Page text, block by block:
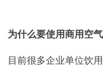
为什么要使用商用空
目前很多企业单位饮